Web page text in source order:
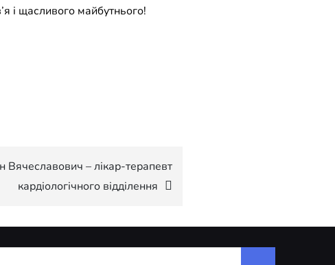
і щасливого майбутнього!
Вячеславович – лікар-терапевт
кардіологічного відділення